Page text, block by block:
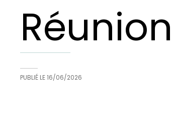
PUBLIÉ LE16/06/2026